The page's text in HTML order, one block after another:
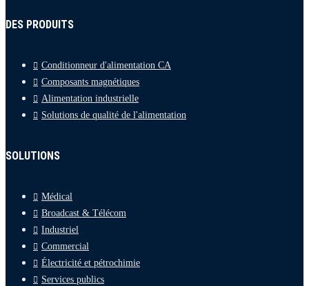
DES PRODUITS
Conditionneur d'alimentation CA
Composants magnétiques
Alimentation industrielle
Solutions de qualité de l'alimentation
SOLUTIONS
Médical
Broadcast & Télécom
Industriel
Commercial
Électricité et pétrochimie
Services publics